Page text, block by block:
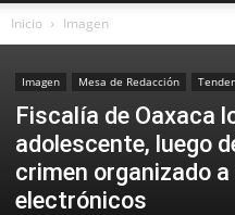
Inicio Imagen
Imagen Mesa de Redacción
Fiscalía de Oaxaca
adolescente, luego
crimen organizado
electrónicos